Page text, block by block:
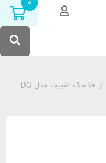
فلاسک اشبیت مدل ESBIT WM1000TL-DG گنجایش 1 لیتر